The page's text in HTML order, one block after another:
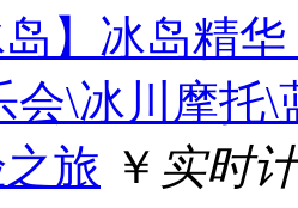
岛】冰岛精
会\冰川摩托
旅 ￥ 实时